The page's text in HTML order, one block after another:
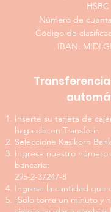
HSBC
Número de
Código de
IBAN:
Inserte su tarjeta de
haga clic en Transferir.
Seleccione Kasikorn
Ingrese nuestro número
bancaria:
295-2-37247-8
Ingrese la cantidad que
¡Solo toma un minuto y